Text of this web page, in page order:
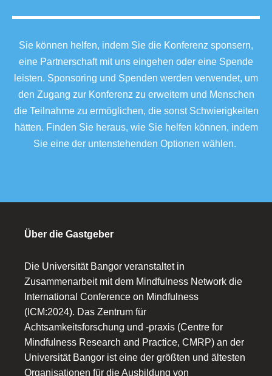
Sie können helfen, indem Sie die Konferenz sponsern,
eine Partnerschaft mit uns eingehen oder eine Spende
leisten. Sponsoring und Spenden werden verwendet, um
den Zugang zur Konferenz zu erweitern und Menschen
die Teilnahme zu ermöglichen, die sonst Schwierigkeiten
hätten. Finden Sie heraus, wie Sie helfen können, indem
Sie eine der untenstehenden Optionen wählen.
Über die Gastgeber
Die Universität Bangor veranstaltet in
Zusammenarbeit mit dem Mindfulness Network die
International Conference on Mindfulness
(ICM:2024). Das Zentrum für
Achtsamkeitsforschung und -praxis (Centre for
Mindfulness Research and Practice, CMRP) an der
Universität Bangor ist eine der größten und ältesten
Organisationen für die Ausbildung von